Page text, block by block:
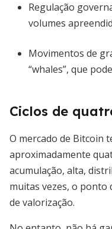
Regulação
volumes
Movimentos de
“whales”, que
Ciclos de
O mercado de Bitcoin
aproximadamente
acumulação, alta,
muitas vezes, o ponto
de valorização.